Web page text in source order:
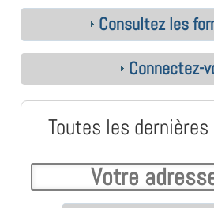
Consultez les
Connectez-
Toutes les